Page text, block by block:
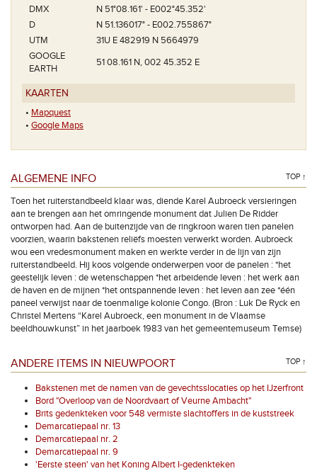
DMX
N 51°08.161' - E002°45.352'
D
N 51.136017° - E002.755867°
UTM
31U E 482919 N 5664979
GOOGLE
EARTH
51 08.161 N, 002 45.352 E
KAARTEN
• Mapquest
• Google Maps
ALGEMENE INFO TOP ↑
Toen het ruiterstandbeeld klaar was, diende Karel Aubroeck versieringen
aan te brengen aan het omringende monument dat Julien De Ridder
ontworpen had. Aan de buitenzijde van de ringkroon waren tien panelen
voorzien, waarin bakstenen reliëfs moesten verwerkt worden. Aubroeck
wou een vredesmonument maken en werkte verder in de lijn van zijn
ruiterstandbeeld. Hij koos volgende onderwerpen voor de panelen : *het
geestelijk leven : de wetenschappen *het arbeidende leven : het werk aan
de haven en de mijnen *het ontspannende leven : het leven aan zee *één
paneel verwijst naar de toenmalige kolonie Congo. (Bron : Luk De Ryck en
Christel Mertens “Karel Aubroeck, een monument in de Vlaamse
beeldhouwkunst” in het jaarboek 1983 van het gemeentemuseum Temse)
ANDERE ITEMS IN NIEUWPOORT TOP ↑
Bakstenen met de namen van de gevechtsslocaties op het IJzerfront
Bord "Overloop van de Noordvaart of Veurne Ambacht"
Brits gedenkteken voor 548 vermiste slachtoffers in de kuststreek
Demarcatiepaal nr. 13
Demarcatiepaal nr. 2
Demarcatiepaal nr. 9
'Eerste steen' van het Koning Albert I-gedenkteken